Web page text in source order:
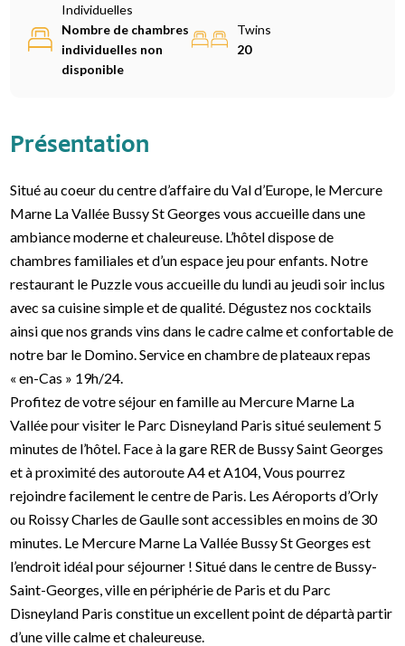
Individuelles
Nombre de chambres
individuelles non
disponible
Twins
20
Présentation
Situé au coeur du centre d’affaire du Val d’Europe, le Mercure
Marne La Vallée Bussy St Georges vous accueille dans une
ambiance moderne et chaleureuse. L’hôtel dispose de
chambres familiales et d’un espace jeu pour enfants. Notre
restaurant le Puzzle vous accueille du lundi au jeudi soir inclus
avec sa cuisine simple et de qualité. Dégustez nos cocktails
ainsi que nos grands vins dans le cadre calme et confortable de
notre bar le Domino. Service en chambre de plateaux repas
« en-Cas » 19h/24.
Profitez de votre séjour en famille au Mercure Marne La
Vallée pour visiter le Parc Disneyland Paris situé seulement 5
minutes de l’hôtel. Face à la gare RER de Bussy Saint Georges
et à proximité des autoroute A4 et A104, Vous pourrez
rejoindre facilement le centre de Paris. Les Aéroports d’Orly
ou Roissy Charles de Gaulle sont accessibles en moins de 30
minutes. Le Mercure Marne La Vallée Bussy St Georges est
l’endroit idéal pour séjourner ! Situé dans le centre de Bussy-
Saint-Georges, ville en périphérie de Paris et du Parc
Disneyland Paris constitue un excellent point de départà partir
d’une ville calme et chaleureuse.